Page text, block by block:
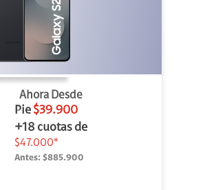
Ahora Desde
Pie $39.900
+18 cuotas de
$47.000*
Antes: $885.900